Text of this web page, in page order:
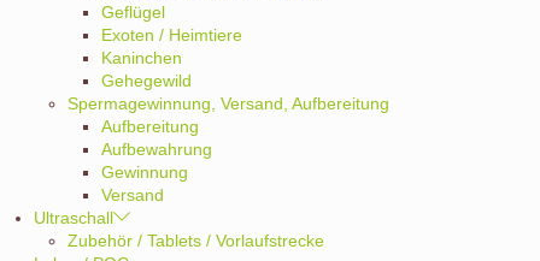
Geflügel
Exoten / Heimtiere
Kaninchen
Gehegewild
Spermagewinnung, Versand, Aufbereitung
Aufbereitung
Aufbewahrung
Gewinnung
Versand
Ultraschall
Zubehör / Tablets / Vorlaufstrecke